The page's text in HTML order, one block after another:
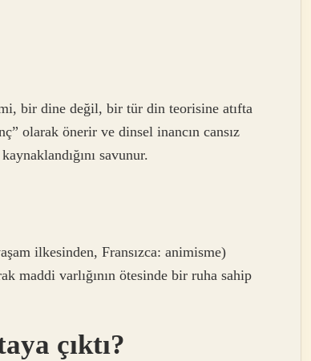
bir dine değil, bir tür din teorisine atıfta
olarak önerir ve dinsel inancın cansız
savunur.
ilkesinden, Fransızca: animisme)
maddi varlığının ötesinde bir ruha sahip
çıktı?